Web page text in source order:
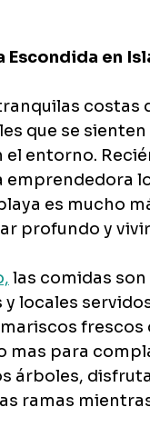
Escondida en
costas
que se
entorno.
emprendedora
es mucho
profundo y
las comidas
locales
mas para
árboles,
ramas